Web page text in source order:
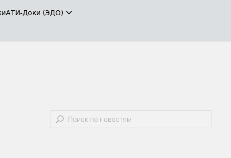
АТИ-Доки (ЭДО)